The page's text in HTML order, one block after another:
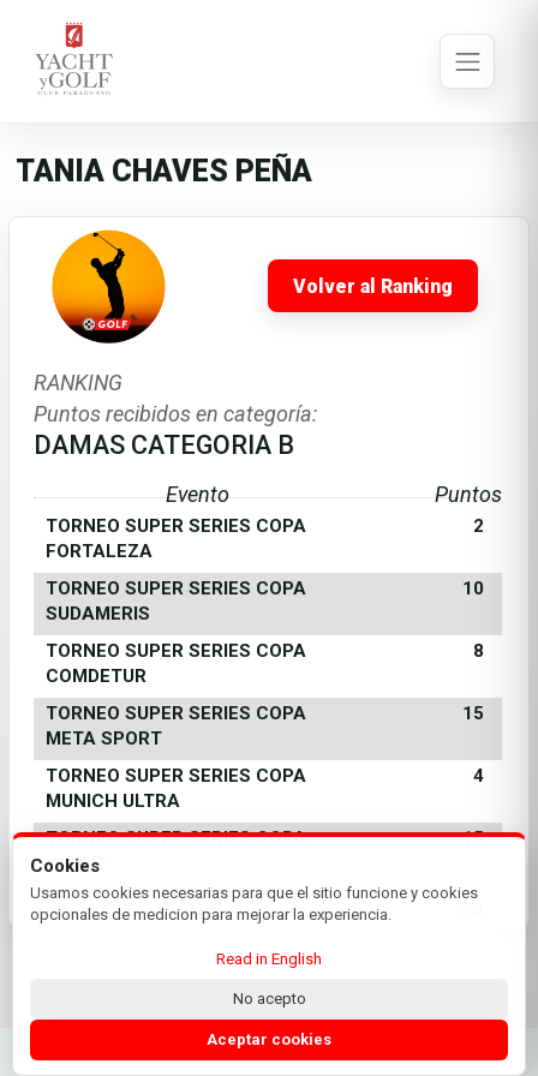
TANIA CHAVES PEÑA
Volver al Ranking
RANKING
Puntos recibidos en categoría:
DAMAS CATEGORIA B
Evento Puntos
TORNEO SUPER SERIES COPA
FORTALEZA
2
TORNEO SUPER SERIES COPA
SUDAMERIS
10
TORNEO SUPER SERIES COPA
COMDETUR
8
TORNEO SUPER SERIES COPA
META SPORT
15
TORNEO SUPER SERIES COPA
MUNICH ULTRA
4
TORNEO SUPER SERIES COPA
YACHT
15
Total
© 2026 Yacht Club Paraguay | by Plus+Golf
Website powered byPlus+Golf
Cookies
Usamos cookies necesarias para que el sitio funcione y cookies
opcionales de medicion para mejorar la experiencia.
Read in English
No acepto
Aceptar cookies